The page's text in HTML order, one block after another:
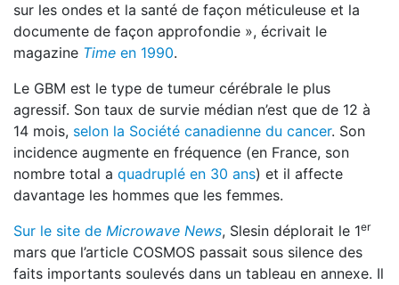
sur les ondes et la santé de façon méticuleuse et la
documente de façon approfondie », écrivait le
magazine Time en 1990.
Le GBM est le type de tumeur cérébrale le plus
agressif. Son taux de survie médian n’est que de 12 à
14 mois, selon la Société canadienne du cancer. Son
incidence augmente en fréquence (en France, son
nombre total a quadruplé en 30 ans) et il affecte
davantage les hommes que les femmes.
Sur le site de Microwave News, Slesin déplorait le 1er
mars que l’article COSMOS passait sous silence des
faits importants soulevés dans un tableau en annexe. Il